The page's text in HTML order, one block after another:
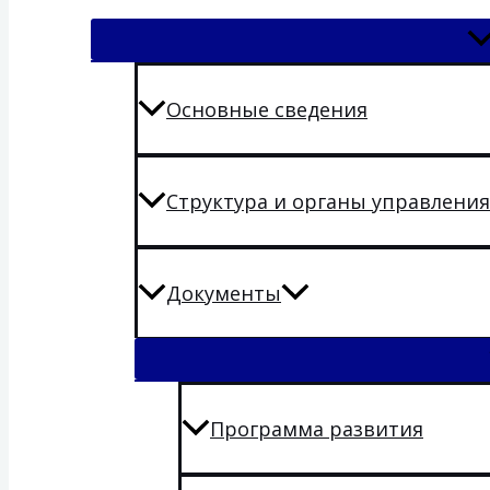
Основные сведения
Структура и органы
Документы
Программа развития